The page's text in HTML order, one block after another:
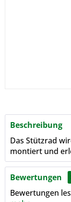
Beschreibung
Das Stützrad
montiert und
Bewertungen
Bewertungen